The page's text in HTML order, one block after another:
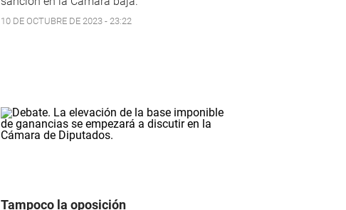
10 DE OCTUBRE DE 2023 - 23:22
Tampoco la oposición